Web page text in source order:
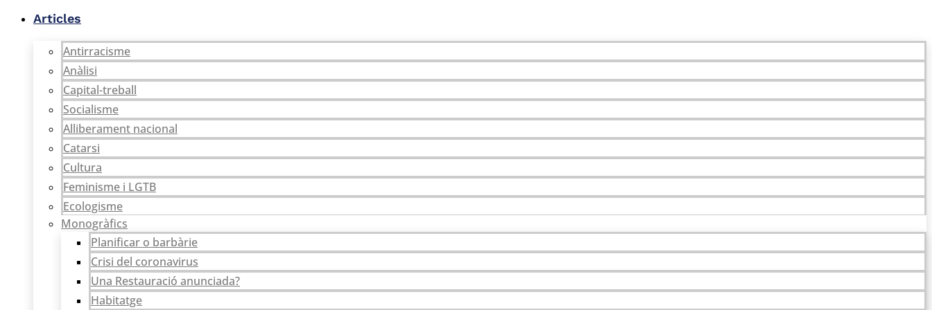
Articles
Antirracisme
Anàlisi
Capital-treball
Socialisme
Alliberament nacional
Catarsi
Cultura
Feminisme i LGTB
Ecologisme
Monogràfics
Planificar o barbàrie
Crisi del coronavirus
Una Restauració anunciada?
Habitatge